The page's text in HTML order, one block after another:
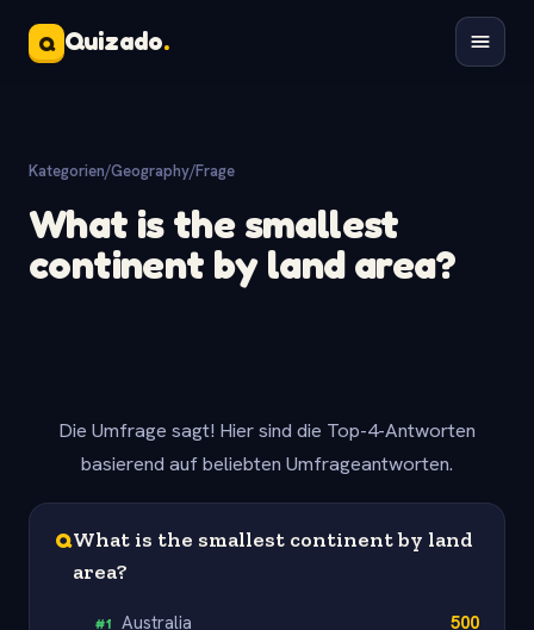
Q Quizado.
Kategorien/Geography/Frage
What is the smallest
continent by land area?
Die Umfrage sagt! Hier sind die Top-4-Antworten
basierend auf beliebten Umfrageantworten.
QWhat is the smallest continent by land
area?
#1 Australia 500